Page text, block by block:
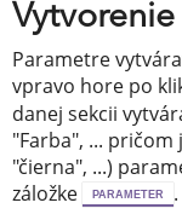
Parametre
vpravo hore po
danej sekcii
"Farba", ...
"čierna", ...)
záložke
PARAMETER
.